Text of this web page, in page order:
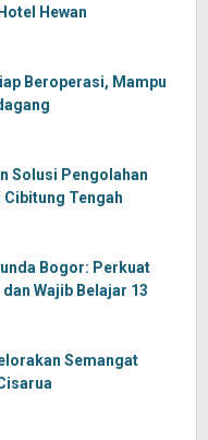
Hewan
Beroperasi, Mampu
Solusi Pengolahan
Tengah
Bogor: Perkuat
dan Wajib Belajar 13
Semangat